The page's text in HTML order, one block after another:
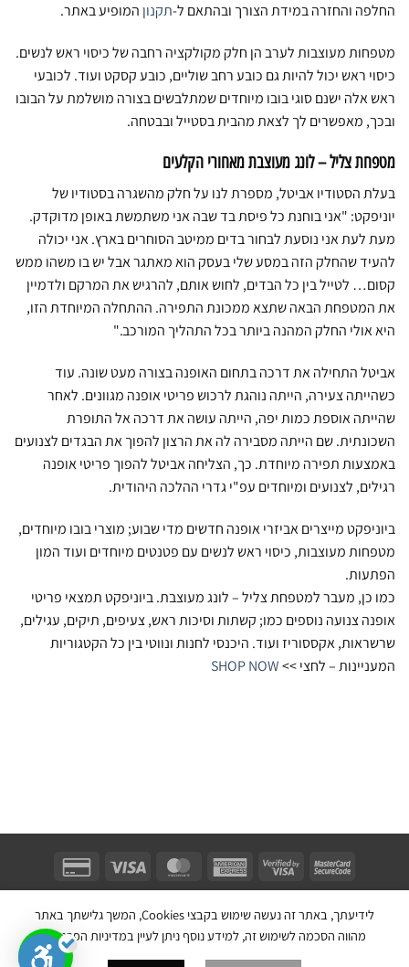
החלפה והחזרה במידת הצורך ובהתאם ל-תקנון המופיע באתר.
מטפחות מעוצבות לערב הן חלק מקולקציה רחבה של כיסוי ראש לנשים.
כיסוי ראש יכול להיות גם כובע רחב שוליים, כובע קסקט ועוד. לכובעי
ראש אלה ישנם סוגי בובו מיוחדים שמתלבשים בצורה מושלמת על הבובו
ובכך, מאפשרים לך לצאת מהבית בסטייל ובבטחה.
מטפחת צליל – לונג מעוצבת מאחורי הקלעים
בעלת הסטודיו אביטל, מספרת לנו על חלק מהשגרה בסטודיו של
יוניפקט: "אני בוחנת כל פיסת בד שבה אני משתמשת באופן מדוקדק.
מעת לעת אני נוסעת לבחור בדים ממיטב הסוחרים בארץ. אני יכולה
להעיד שהחלק הזה במסע שלי בעסק הוא מאתגר אבל יש בו משהו ממש
קסום… לטייל בין כל הבדים, לחוש אותם, להרגיש את המרקם ולדמיין
את המטפחת הבאה שתצא ממכונת התפירה. ההתחלה המיוחדת הזו,
היא אולי החלק המהנה ביותר בכל התהליך המורכב."
אביטל התחילה את דרכה בתחום האופנה בצורה מעט שונה. עוד
כשהייתה צעירה, הייתה נוהגת לרכוש פריטי אופנה מגוונים. לאחר
שהייתה אוספת כמות יפה, הייתה עושה את דרכה אל התופרת
השכונתית. שם הייתה מסבירה לה את הרצון להפוך את הבגדים לצנועים
באמצעות תפירה מיוחדת. כך, הצליחה אביטל להפוך פריטי אופנה
רגילים, לצנועים ומיוחדים עפ"י גדרי ההלכה היהודית.
ביוניפקט מייצרים אביזרי אופנה חדשים מדי שבוע; מוצרי בובו מיוחדים,
מטפחות מעוצבות, כיסוי ראש לנשים עם פטנטים מיוחדים ועוד המון
הפתעות.
כמו כן, מעבר למטפחת צליל – לונג מעוצבת. ביוניפקט תמצאי פריטי
אופנה צנועה נוספים כמו; קשתות וסיכות ראש, צעיפים, תיקים, עגילים,
שרשראות, אקססוריז ועוד. היכנסי לחנות ונווטי בין כל הקטגוריות
המעניינות – לחצי >>
בניית אתר חנות מכירות ע''י:
לידיעתך, באתר זה נעשה שימוש בקבצי Cookies, המשך גלישתך באתר
מהווה הסכמה לשימוש זה, למידע נוסף ניתן לעיין במדיניות הפרטיות.